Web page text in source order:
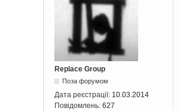
Replace Group
Поза форумом
Дата реєстрації: 10.03.2014
Повідомлень: 627